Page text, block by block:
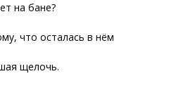
на бане?
что осталась в нём
щелочь.